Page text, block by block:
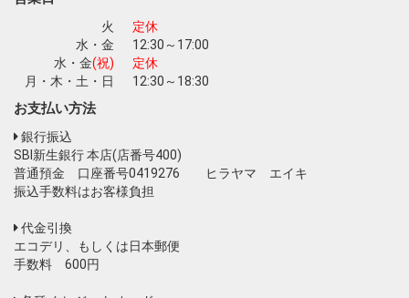
火
定休
水・金
12:30～17:00
水・金(祝)
定休
月・木・土・日
12:30～18:30
お支払い方法
銀行振込
SBI新生銀行 本店(店番号400)
普通預金 口座番号0419276 ヒラヤマ エイキ
振込手数料はお客様負担
代金引換
エコデリ、もしくは日本郵便
手数料 600円